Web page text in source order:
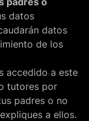
datos
datos
de los
accedido a este
tutores por
padres o no
a ellos.